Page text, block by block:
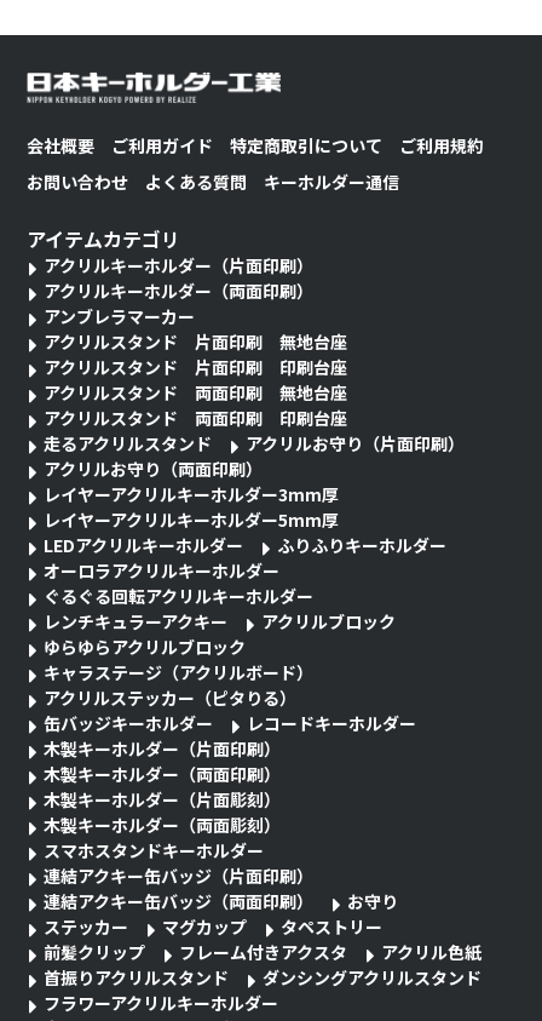
会社概要 ご利用ガイド 特定商取引について
ご利用規約
お問い合わせ
よくある質問 キーホルダー通信
アイテムカテゴリ
アクリルキーホルダー（片面印刷）
アクリルキーホルダー（両面印刷）
アンブレラマーカー
アクリルスタンド 片面印刷 無地台座
アクリルスタンド 片面印刷 印刷台座
アクリルスタンド 両面印刷 無地台座
アクリルスタンド 両面印刷 印刷台座
走るアクリルスタンド
アクリルお守り（片面印刷）
アクリルお守り（両面印刷）
レイヤーアクリルキーホルダー3mm厚
レイヤーアクリルキーホルダー5mm厚
LEDアクリルキーホルダー
ふりふりキーホルダー
オーロラアクリルキーホルダー
ぐるぐる回転アクリルキーホルダー
レンチキュラーアクキー
アクリルブロック
ゆらゆらアクリルブロック
キャラステージ（アクリルボード）
アクリルステッカー（ピタりる）
缶バッジキーホルダー
レコードキーホルダー
木製キーホルダー（片面印刷）
木製キーホルダー（両面印刷）
木製キーホルダー（片面彫刻）
木製キーホルダー（両面彫刻）
スマホスタンドキーホルダー
連結アクキー缶バッジ（片面印刷）
連結アクキー缶バッジ（両面印刷）
お守り
ステッカー
マグカップ
タペストリー
前髪クリップ
フレーム付きアクスタ
アクリル色紙
首振りアクリルスタンド
ダンシングアクリルスタンド
フラワーアクリルキーホルダー